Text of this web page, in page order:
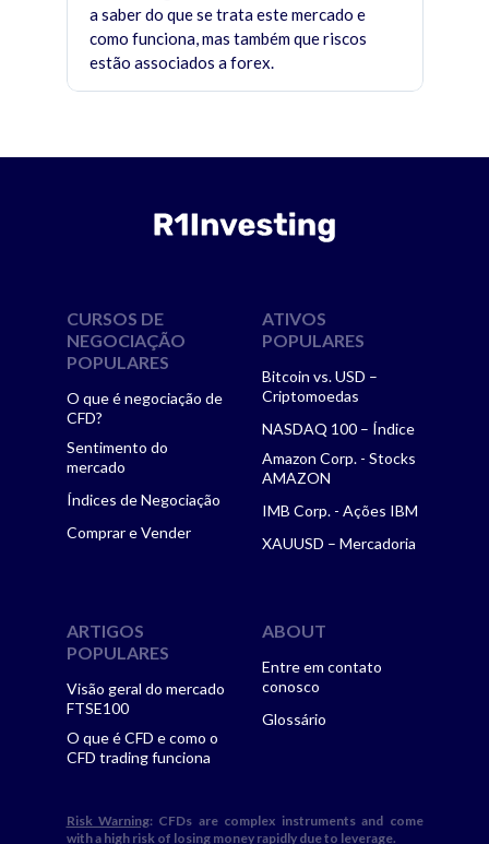
a saber do que se trata este mercado e
como funciona, mas também que riscos
estão associados a forex.
CURSOS DE
NEGOCIAÇÃO
POPULARES
O que é negociação de
CFD?
Sentimento do
mercado
Índices de Negociação
Comprar e Vender
ATIVOS
POPULARES
Bitcoin vs. USD –
Criptomoedas
NASDAQ 100 – Índice
Amazon Corp. - Stocks
AMAZON
IMB Corp. - Ações IBM
XAUUSD – Mercadoria
ARTIGOS
POPULARES
Visão geral do mercado
FTSE100
O que é CFD e como o
CFD trading funciona
ABOUT
Entre em contato
conosco
Glossário
Risk Warning: CFDs are complex instruments and come
with a high risk of losing money rapidly due to leverage.